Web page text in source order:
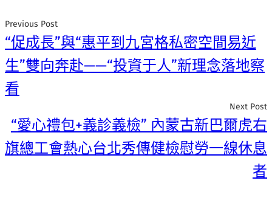
Previous Post
“促成長”與“惠平到九宮格私密空間易近
生”雙向奔赴——“投資于人”新理念落地察
看
Next Post
“愛心禮包+義診義檢” 內蒙古新巴爾虎右
旗總工會熱心台北秀傳健檢慰勞一線休息
者